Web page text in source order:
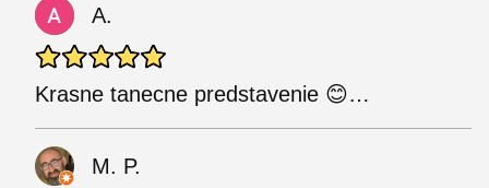
A.
Krasne tanecne predstavenie 😊…
M. P.